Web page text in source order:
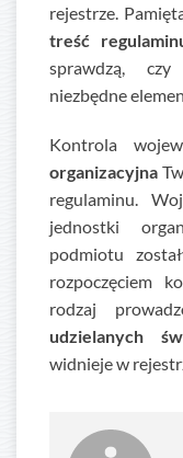
rejestrze.
treść
sprawdzą,
niezbędne
Kontrola
organizacyjna
regulaminu.
jednostki
podmiotu
rozpoczęciem
rodzaj
udzielanych
widnieje w